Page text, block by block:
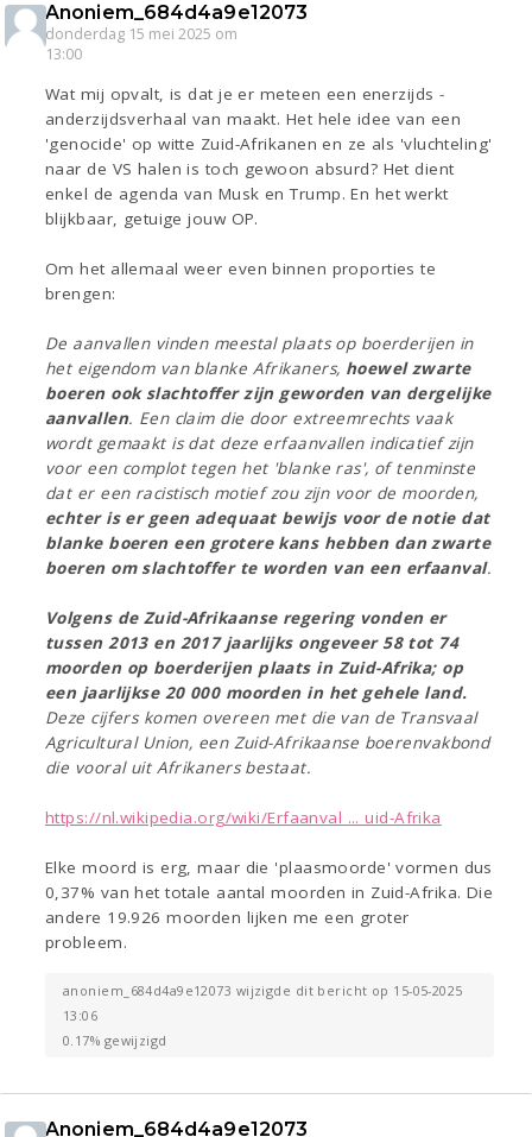
Anoniem_684d4a9e12073
donderdag 15 mei 2025 om
13:00
Wat mij opvalt, is dat je er meteen een enerzijds -
anderzijdsverhaal van maakt. Het hele idee van een
'genocide' op witte Zuid-Afrikanen en ze als 'vluchteling'
naar de VS halen is toch gewoon absurd? Het dient
enkel de agenda van Musk en Trump. En het werkt
blijkbaar, getuige jouw OP.
Om het allemaal weer even binnen proporties te
brengen:
De aanvallen vinden meestal plaats op boerderijen in
het eigendom van blanke Afrikaners, hoewel zwarte
boeren ook slachtoffer zijn geworden van dergelijke
aanvallen. Een claim die door extreemrechts vaak
wordt gemaakt is dat deze erfaanvallen indicatief zijn
voor een complot tegen het 'blanke ras', of tenminste
dat er een racistisch motief zou zijn voor de moorden,
echter is er geen adequaat bewijs voor de notie dat
blanke boeren een grotere kans hebben dan zwarte
boeren om slachtoffer te worden van een erfaanval.
Volgens de Zuid-Afrikaanse regering vonden er
tussen 2013 en 2017 jaarlijks ongeveer 58 tot 74
moorden op boerderijen plaats in Zuid-Afrika; op
een jaarlijkse 20 000 moorden in het gehele land.
Deze cijfers komen overeen met die van de Transvaal
Agricultural Union, een Zuid-Afrikaanse boerenvakbond
die vooral uit Afrikaners bestaat.
https://nl.wikipedia.org/wiki/Erfaanval ... uid-Afrika
Elke moord is erg, maar die 'plaasmoorde' vormen dus
0,37% van het totale aantal moorden in Zuid-Afrika. Die
andere 19.926 moorden lijken me een groter
probleem.
anoniem_684d4a9e12073 wijzigde dit bericht op 15-05-2025
13:06
0.17% gewijzigd
Anoniem_684d4a9e12073